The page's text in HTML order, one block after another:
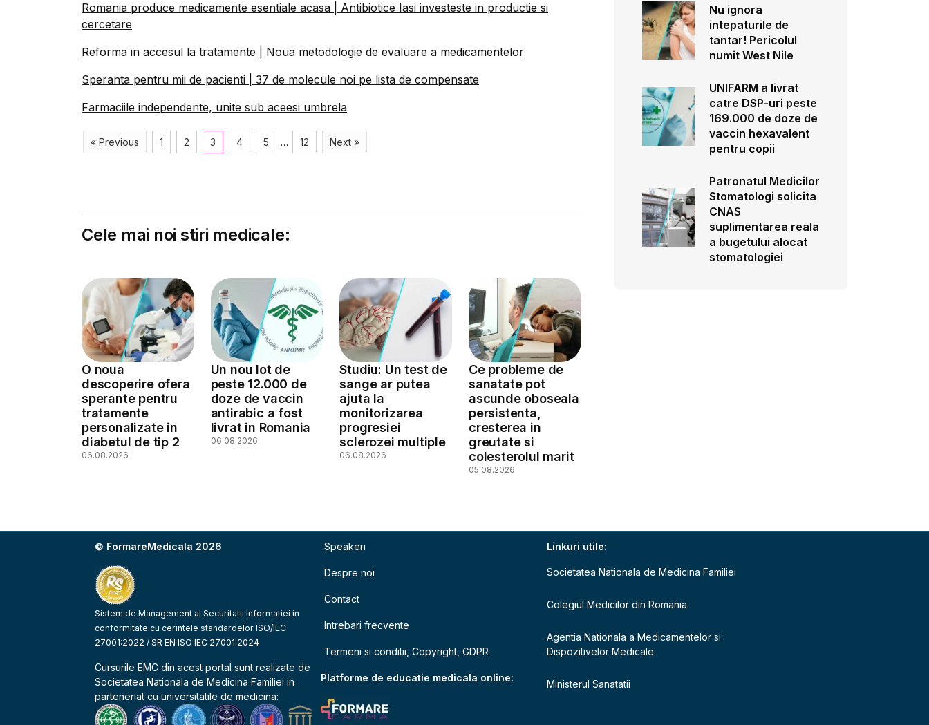
Romania produce medicamente esentiale acasa | Antibiotice Iasi investeste in productie si
cercetare
Reforma in accesul la tratamente | Noua metodologie de evaluare a medicamentelor
Speranta pentru mii de pacienti | 37 de molecule noi pe lista de compensate
Farmaciile independente, unite sub aceesi umbrela
« Previous 1 2 3 4 5 … 12 Next »
Cele mai noi stiri medicale:
O noua
descoperire ofera
sperante pentru
tratamente
personalizate in
diabetul de tip 2
06.08.2026
Un nou lot de
peste 12.000 de
doze de vaccin
antirabic a fost
livrat in Romania
06.08.2026
Studiu: Un test de
sange ar putea
ajuta la
monitorizarea
progresiei
sclerozei multiple
06.08.2026
Ce probleme de
sanatate pot
ascunde oboseala
persistenta,
cresterea in
greutate si
colesterolul marit
05.08.2026
Nu ignora
intepaturile de
tantar! Pericolul
numit West Nile
UNIFARM a livrat
catre DSP-uri peste
169.000 de doze de
vaccin hexavalent
pentru copii
Patronatul Medicilor
Stomatologi solicita
CNAS
suplimentarea reala
a bugetului alocat
stomatologiei
© FormareMedicala 2026
Sistem de Management al Securitatii Informatiei in
conformitate cu cerintele standardelor ISO/IEC
27001:2022 / SR EN ISO IEC 27001:2024
Cursurile EMC din acest portal sunt realizate de
Societatea Nationala de Medicina Familiei in
parteneriat cu universitatile de medicina:
Speakeri
Despre noi
Contact
Intrebari frecvente
Termeni si conditii, Copyright, GDPR
Platforme de educatie medicala online:
Linkuri utile:
Societatea Nationala de Medicina Familiei
Colegiul Medicilor din Romania
Agentia Nationala a Medicamentelor si
Dispozitivelor Medicale
Ministerul Sanatatii